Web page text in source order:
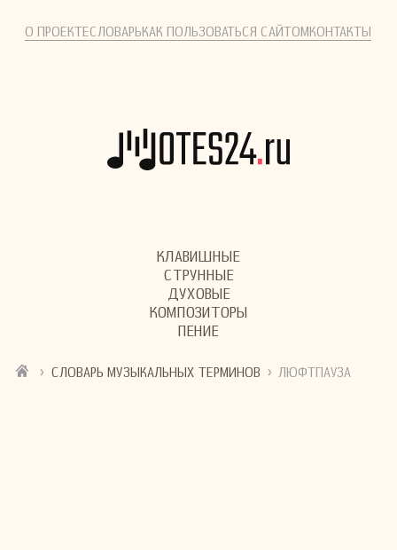
О ПРОЕКТЕСЛОВАРЬКАК ПОЛЬЗОВАТЬСЯ САЙТОМКОНТАКТЫ
КЛАВИШНЫЕ
СТРУННЫЕ
ДУХОВЫЕ
КОМПОЗИТОРЫ
ПЕНИЕ
› СЛОВАРЬ МУЗЫКАЛЬНЫХ ТЕРМИНОВ › ЛЮФТПАУЗА